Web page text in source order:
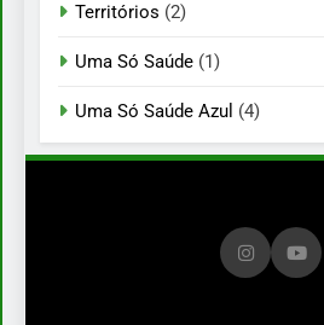
Territórios (2)
Uma Só Saúde (1)
Uma Só Saúde Azul (4)